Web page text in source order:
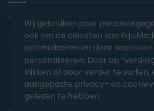
editorial@equmedia.be
Langendamdreef 22 9880 Aalter
Wij gebruiken jouw
ook om de diensten van
optimaliseren en deze waarvoor
personaliseren. Door op
klikken of door verder te surfen,
aangepaste privacy- en
gelezen te hebben.